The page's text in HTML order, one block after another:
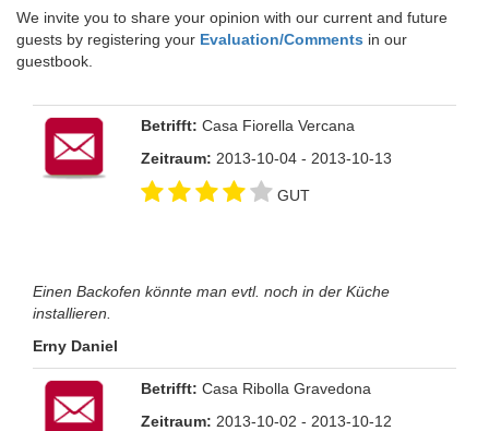
We invite you to share your opinion with our current and future
guests by registering your Evaluation/Comments in our
guestbook.
Betrifft: Casa Fiorella Vercana
Zeitraum: 2013-10-04 - 2013-10-13
GUT
Einen Backofen könnte man evtl. noch in der Küche
installieren.
Erny Daniel
Betrifft: Casa Ribolla Gravedona
Zeitraum: 2013-10-02 - 2013-10-12